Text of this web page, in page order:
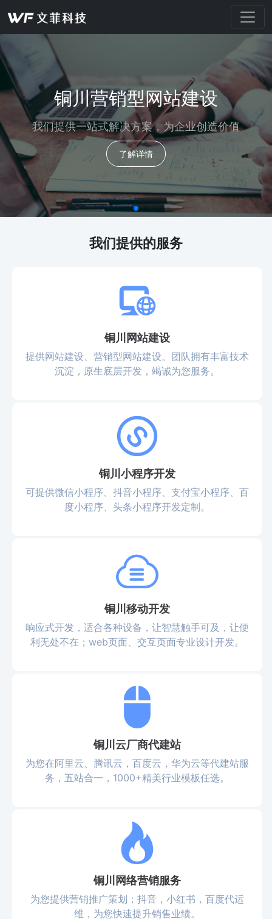
铜川营销型网站建设
我们提供一站式解决方案，为企业创造价值
了解详情
我们提供的服务
铜川网站建设
提供网站建设、营销型网站建设。团队拥有丰富技术
沉淀，原生底层开发，竭诚为您服务。
铜川小程序开发
可提供微信小程序、抖音小程序、支付宝小程序、百
度小程序、头条小程序开发定制。
铜川移动开发
响应式开发，适合各种设备，让智慧触手可及，让便
利无处不在；web页面、交互页面专业设计开发。
铜川云厂商代建站
为您在阿里云、腾讯云，百度云，华为云等代建站服
务，五站合一，1000+精美行业模板任选。
铜川网络营销服务
为您提供营销推广策划；抖音，小红书，百度代运
维，为您快速提升销售业绩。